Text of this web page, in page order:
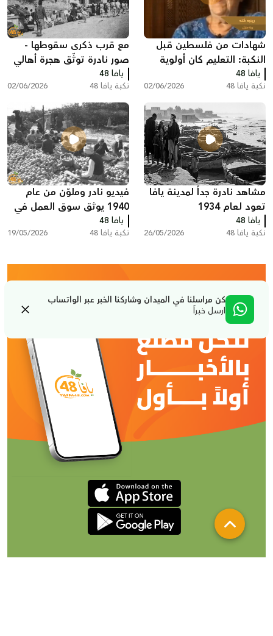
كن مراسلنا في الميدان وشاركنا الخبر عبر الواتساب
ارسل خبراً
شهادات من فلسطين قبل
النكبة: التعليم كان أولوية
لدى العديد من العائلات
يافا 48
نكبة يافا 48 02/06/2026
مع قرب ذكرى سقوطها -
صور نادرة توثّق هجرة أهالي
اللد والرملة
يافا 48
نكبة يافا 48 02/06/2026
مشاهد نادرة جداً لمدينة يافا
تعود لعام 1934
يافا 48
نكبة يافا 48 26/05/2026
فيديو نادر وملوّن من عام
1940 يوثق سوق العمل في
تصدير البرتقال اليافاوي عبر
ميناء يافا
يافا 48
نكبة يافا 48 19/05/2026